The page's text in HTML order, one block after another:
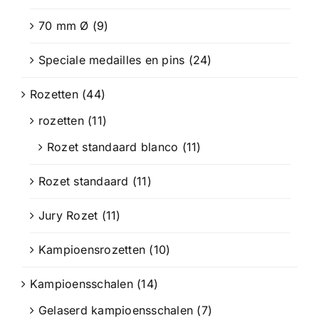
70 mm Ø (9)
Speciale medailles en pins (24)
Rozetten (44)
rozetten (11)
Rozet standaard blanco (11)
Rozet standaard (11)
Jury Rozet (11)
Kampioensrozetten (10)
Kampioensschalen (14)
Gelaserd kampioensschalen (7)